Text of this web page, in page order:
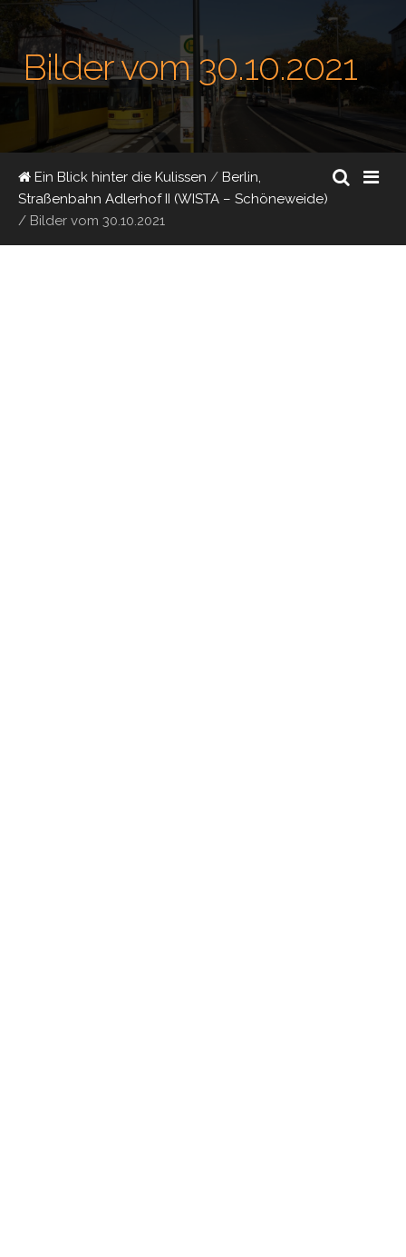
Bilder vom 30.10.2021
Ein Blick hinter die Kulissen / Berlin,
Straßenbahn Adlerhof II (WISTA – Schöneweide)
/ Bilder vom 30.10.2021